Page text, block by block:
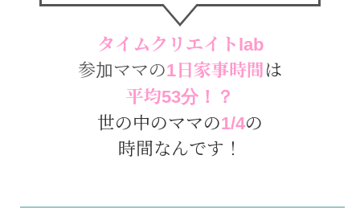
タイムクリエイトlab
参加ママの1日家事時間 は
平均53分！？
世の中のママの1/4の
時間なんです！